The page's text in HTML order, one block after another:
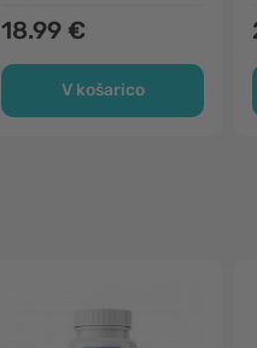
18.99 €
V košarico